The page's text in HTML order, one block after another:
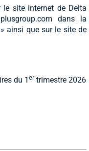
site internet de Delta
dans la
ainsi que sur le site de
du 1 er trimestre 2026